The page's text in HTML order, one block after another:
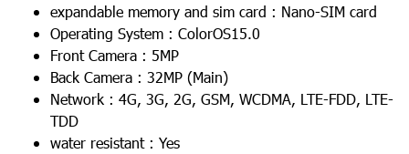
expandable memory and sim card : Nano-SIM card
Operating System : ColorOS15.0
Front Camera : 5MP
Back Camera : 32MP (Main)
Network : 4G, 3G, 2G, GSM, WCDMA, LTE-FDD, LTE-
TDD
water resistant : Yes